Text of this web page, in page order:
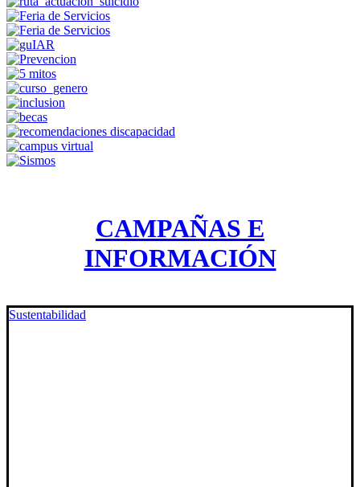
CAMPAÑAS E
INFORMACIÓN
Sustentabilidad